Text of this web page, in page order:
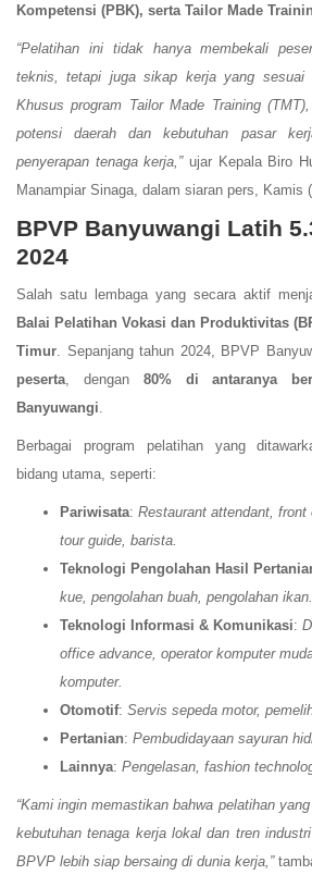
Kompetensi (PBK), serta Tailor Made
“Pelatihan ini tidak hanya membekali
teknis, tetapi juga sikap kerja yang sesuai
Khusus program Tailor Made Training
potensi daerah dan kebutuhan pasar
penyerapan tenaga kerja,”ujar Kepala Biro
Manampiar Sinaga, dalam siaran pers, Kamis
BPVP Banyuwangi Latih
2024
Salah satu lembaga yang secara aktif
Balai Pelatihan Vokasi dan Produktivitas
Timur . Sepanjang tahun 2024, BPVP
peserta , dengan 80% di antaranya
Banyuwangi
Berbagai program pelatihan yang
bidang utama, seperti:
Pariwisata: Restaurant attendant, front
tour guide, barista.
Teknologi Pengolahan Hasil
kue, pengolahan buah, pengolahan ikan.
Teknologi Informasi & Komunikasi:
office advance, operator komputer
komputer.
Otomotif: Servis sepeda motor,
Pertanian: Pembudidayaan sayuran
Lainnya: Pengelasan, fashion
“Kami ingin memastikan bahwa pelatihan
kebutuhan tenaga kerja lokal dan tren
BPVP lebih siap bersaing di dunia kerja,”